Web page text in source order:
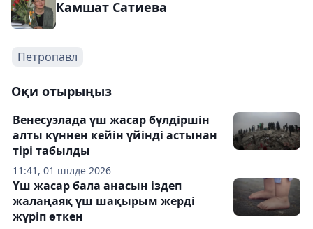
Камшат Сатиева
Петропавл
Оқи отырыңыз
11:41, 01 шілде 2026
Венесуэлада үш жасар бүлдіршін
алты күннен кейін үйінді астынан
тірі табылды
Үш жасар бала анасын іздеп
жалаңаяқ үш шақырым жерді
жүріп өткен